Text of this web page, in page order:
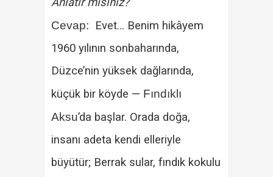
Cevap:
Evet… Benim hikâyem
1960 yılının sonbaharında,
Düzce’nin yüksek dağlarında,
küçük bir köyde — Fındıklı
Aksu’da başlar. Orada doğa,
insanı adeta kendi elleriyle
büyütür; Berrak sular, fındık kokulu